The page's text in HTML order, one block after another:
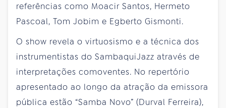
referências como Moacir Santos, Hermeto
Pascoal, Tom Jobim e Egberto Gismonti.
O show revela o virtuosismo e a técnica dos
instrumentistas do SambaquiJazz através de
interpretações comoventes. No repertório
apresentado ao longo da atração da emissora
pública estão “Samba Novo” (Durval Ferreira),